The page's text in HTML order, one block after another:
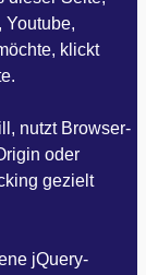
Youtube,
klickt
nutzt Browser-
oder
gezielt
jQuery-